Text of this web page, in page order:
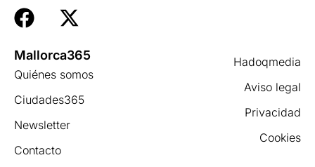
Hadoqmedia
Aviso legal
Privacidad
Cookies
Mallorca365
Quiénes somos
Ciudades365
Newsletter
Contacto